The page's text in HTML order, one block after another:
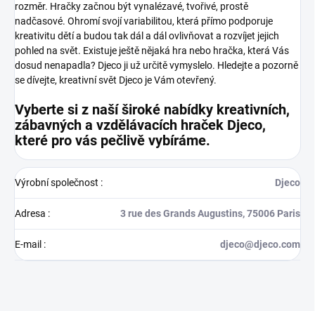
rozměr. Hračky začnou být vynalézavé, tvořivé, prostě
nadčasové. Ohromí svojí variabilitou, která přímo podporuje
kreativitu dětí a budou tak dál a dál ovlivňovat a rozvíjet jejich
pohled na svět. Existuje ještě nějaká hra nebo hračka, která Vás
dosud nenapadla? Djeco ji už určitě vymyslelo. Hledejte a pozorně
se dívejte, kreativní svět Djeco je Vám otevřený.
Vyberte si z naší široké nabídky kreativních,
zábavných a vzdělávacích hraček Djeco,
které pro vás pečlivě vybíráme.
Výrobní společnost : Djeco
Adresa : 3 rue des Grands Augustins, 75006 Paris
E-mail : djeco@djeco.com